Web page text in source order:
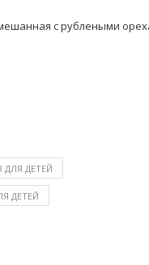
с рублеными
ДЕТЕЙ
ДЕТЕЙ